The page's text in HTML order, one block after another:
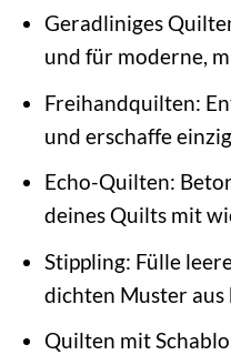
Geradliniges
und für moderne,
Freihandquilten:
und erschaffe
Echo-Quilten:
deines Quilts mit
Stippling: Fülle
dichten Muster
Quilten mit